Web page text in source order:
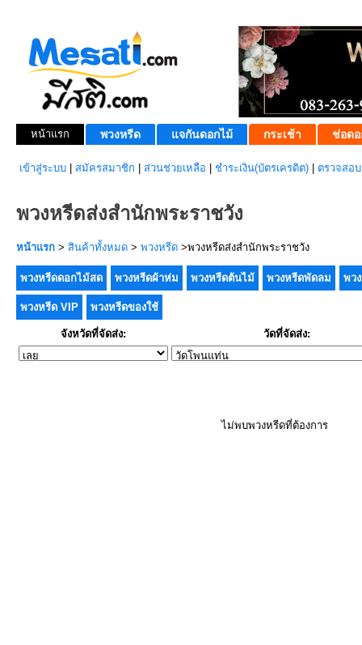
หน้าแรก พวงหรีด แจกันดอกไม้ กระเช้า ช่อดอ
เข้าสู่ระบบ สมัครสมาชิก ส่วนช่วยเหลือ ชำระเงิน(บัตรเครดิต) ตรวจสอ
พวงหรีดส่งสำนักพระราชวัง
หน้าแรก > สินค้าทั้งหมด > พวงหรีด >พวงหรีดส่งสำนักพระราชวัง
พวงหรีดดอกไม้สด พวงหรีดผ้าห่ม พวงหรีดต้นไม้ พวงหรีดพัดลม พว
พวงหรีด VIP พวงหรีดของใช้
จังหวัดที่จัดส่ง: วัดที่จัดส่ง:
ไม่พบพวงหรีดที่ต้องการ